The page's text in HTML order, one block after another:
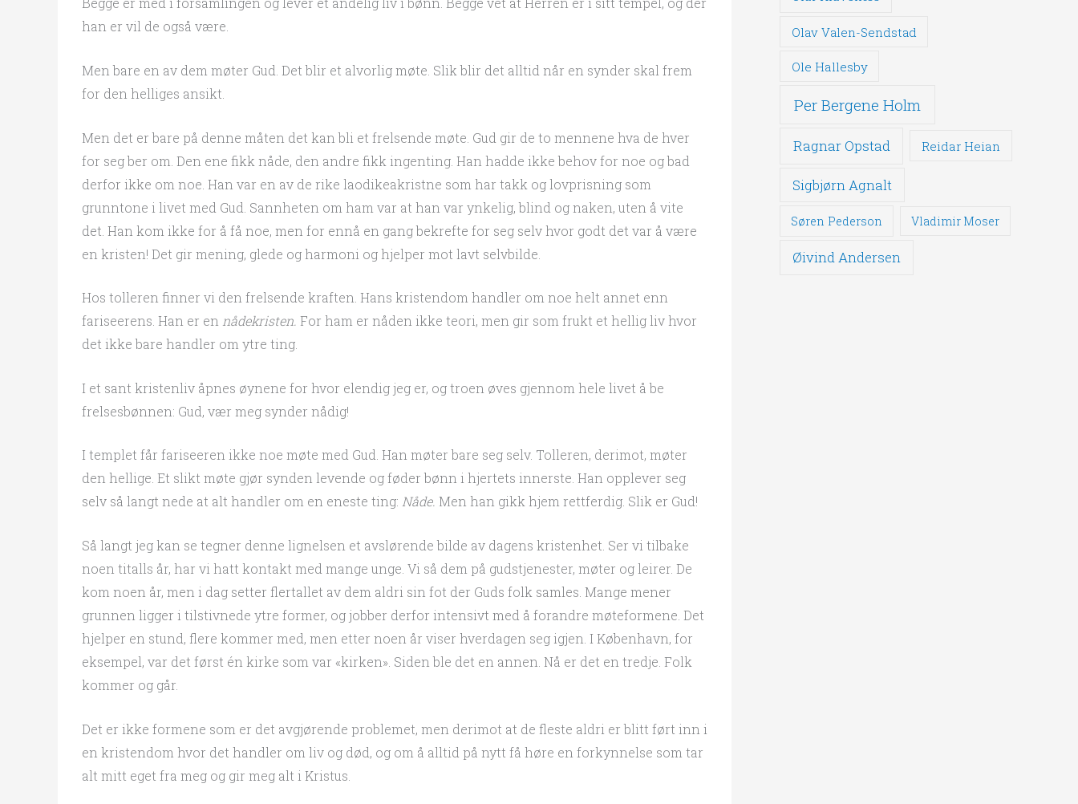
han er vil de også være.
Men bare en av dem møter Gud. Det blir et alvorlig møte. Slik blir det alltid når en synder skal frem
for den helliges ansikt.
Men det er bare på denne måten det kan bli et frelsende møte. Gud gir de to mennene hva de hver
for seg ber om. Den ene fikk nåde, den andre fikk ingenting. Han hadde ikke behov for noe og bad
derfor ikke om noe. Han var en av de rike laodikeakristne som har takk og lovprisning som
grunntone i livet med Gud. Sannheten om ham var at han var ynkelig, blind og naken, uten å vite
det. Han kom ikke for å få noe, men for ennå en gang bekrefte for seg selv hvor godt det var å være
en kristen! Det gir mening, glede og harmoni og hjelper mot lavt selvbilde.
Hos tolleren finner vi den frelsende kraften. Hans kristendom handler om noe helt annet enn
fariseerens. Han er en nådekristen. For ham er nåden ikke teori, men gir som frukt et hellig liv hvor
det ikke bare handler om ytre ting.
I et sant kristenliv åpnes øynene for hvor elendig jeg er, og troen øves gjennom hele livet å be
frelsesbønnen: Gud, vær meg synder nådig!
I templet får fariseeren ikke noe møte med Gud. Han møter bare seg selv. Tolleren, derimot, møter
den hellige. Et slikt møte gjør synden levende og føder bønn i hjertets innerste. Han opplever seg
selv så langt nede at alt handler om en eneste ting: Nåde. Men han gikk hjem rettferdig. Slik er Gud!
Så langt jeg kan se tegner denne lignelsen et avslørende bilde av dagens kristenhet. Ser vi tilbake
noen titalls år, har vi hatt kontakt med mange unge. Vi så dem på gudstjenester, møter og leirer. De
kom noen år, men i dag setter flertallet av dem aldri sin fot der Guds folk samles. Mange mener
grunnen ligger i tilstivnede ytre former, og jobber derfor intensivt med å forandre møteformene. Det
hjelper en stund, flere kommer med, men etter noen år viser hverdagen seg igjen. I København, for
eksempel, var det først én kirke som var «kirken». Siden ble det en annen. Nå er det en tredje. Folk
kommer og går.
Det er ikke formene som er det avgjørende problemet, men derimot at de fleste aldri er blitt ført inn i
en kristendom hvor det handler om liv og død, og om å alltid på nytt få høre en forkynnelse som tar
alt mitt eget fra meg og gir meg alt i Kristus.
Olav Valen-Sendstad
Ole Hallesby
Per Bergene Holm
Ragnar Opstad Reidar Heian
Sigbjørn Agnalt
Søren Pederson Vladimir Moser
Øivind Andersen